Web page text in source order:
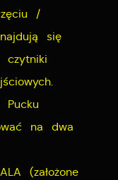
/
się
czytniki
na dwa
(założone